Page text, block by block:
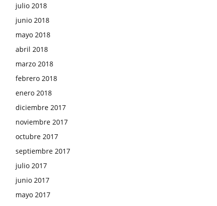
julio 2018
junio 2018
mayo 2018
abril 2018
marzo 2018
febrero 2018
enero 2018
diciembre 2017
noviembre 2017
octubre 2017
septiembre 2017
julio 2017
junio 2017
mayo 2017